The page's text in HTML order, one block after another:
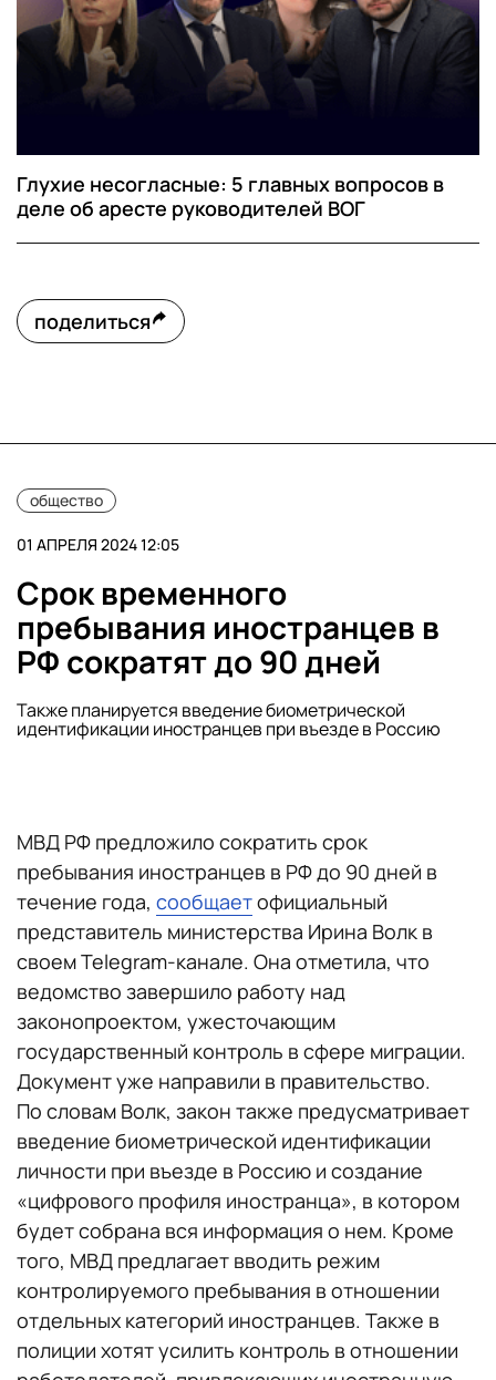
Глухие несогласные: 5 главных вопросов в
деле об аресте руководителей ВОГ
поделиться
общество
01 АПРЕЛЯ 2024 12:05
Срок временного
пребывания иностранцев в
РФ сократят до 90 дней
Также планируется введение биометрической
идентификации иностранцев при въезде в Россию
МВД РФ предложило сократить срок
пребывания иностранцев в РФ до 90 дней в
течение года, сообщаетофициальный
представитель министерства Ирина Волк в
своем Telegram-канале. Она отметила, что
ведомство завершило работу над
законопроектом, ужесточающим
государственный контроль в сфере миграции.
Документ уже направили в правительство.
По словам Волк, закон также предусматривает
введение биометрической идентификации
личности при въезде в Россию и создание
«цифрового профиля иностранца», в котором
будет собрана вся информация о нем. Кроме
того, МВД предлагает вводить режим
контролируемого пребывания в отношении
отдельных категорий иностранцев. Также в
полиции хотят усилить контроль в отношении